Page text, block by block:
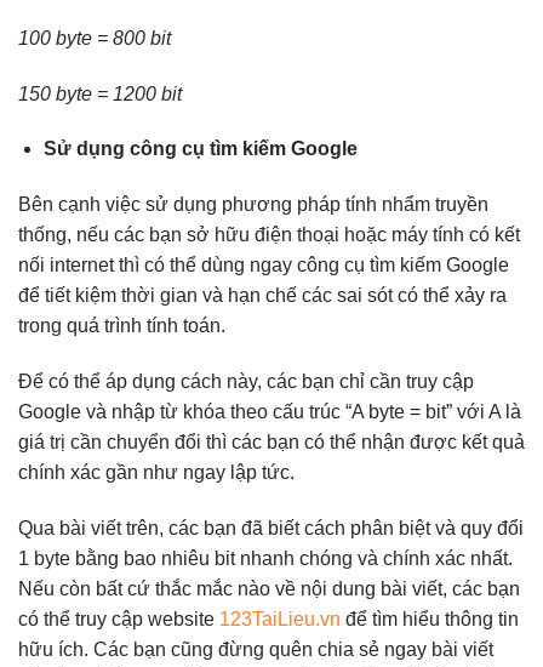
100 byte = 800 bit
150 byte = 1200 bit
Sử dụng công cụ tìm kiếm Google
Bên cạnh việc sử dụng phương pháp tính nhẩm truyền
thống, nếu các bạn sở hữu điện thoại hoặc máy tính có kết
nối internet thì có thể dùng ngay công cụ tìm kiếm Google
để tiết kiệm thời gian và hạn chế các sai sót có thể xảy ra
trong quá trình tính toán.
Để có thể áp dụng cách này, các bạn chỉ cần truy cập
Google và nhập từ khóa theo cấu trúc “A byte = bit” với A là
giá trị cần chuyển đổi thì các bạn có thể nhận được kết quả
chính xác gần như ngay lập tức.
Qua bài viết trên, các bạn đã biết cách phân biệt và quy đổi
1 byte bằng bao nhiêu bit nhanh chóng và chính xác nhất.
Nếu còn bất cứ thắc mắc nào về nội dung bài viết, các bạn
có thể truy cập website 123TaiLieu.vn để tìm hiểu thông tin
hữu ích. Các bạn cũng đừng quên chia sẻ ngay bài viết